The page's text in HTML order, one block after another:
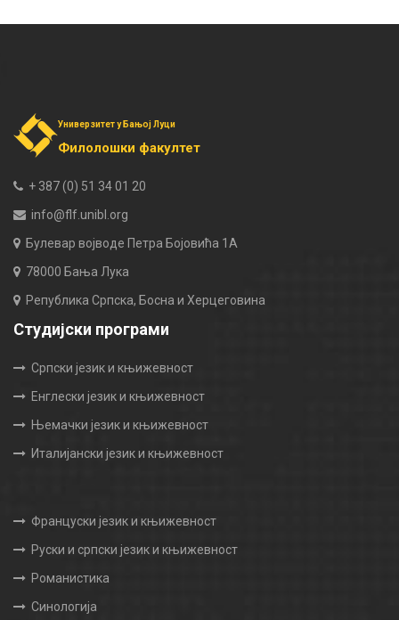
Универзитет у Бањој Луци
Филолошки факултет
+ 387 (0) 51 34 01 20
info@flf.unibl.org
Булевар војводе Петра Бојовића 1А
78000 Бања Лука
Република Српска, Босна и Херцеговина
Студијски програми
Српски језик и књижевност
Енглески језик и књижевност
Њемачки језик и књижевност
Италијански језик и књижевност
Француски језик и књижевност
Руски и српски језик и књижевност
Романистика
Синологија